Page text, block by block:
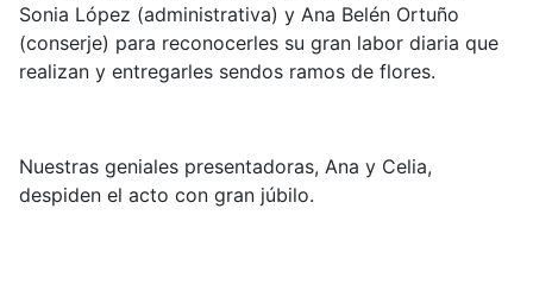
Sonia López (administrativa) y Ana Belén Ortuño
(conserje) para reconocerles su gran labor diaria que
realizan y entregarles sendos ramos de flores.
Nuestras geniales presentadoras, Ana y Celia,
despiden el acto con gran júbilo.